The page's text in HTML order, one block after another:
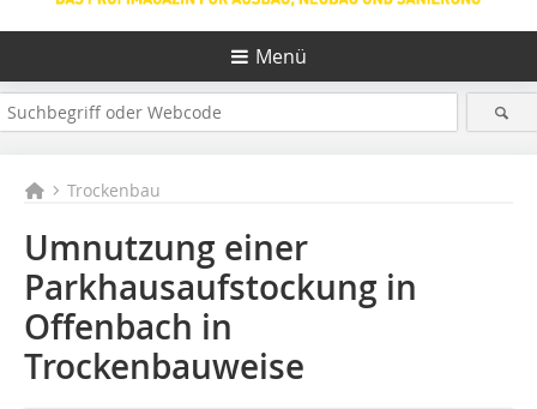
Menü
Trockenbau
Umnutzung einer
Parkhausaufstockung in
Offenbach in
Trockenbauweise